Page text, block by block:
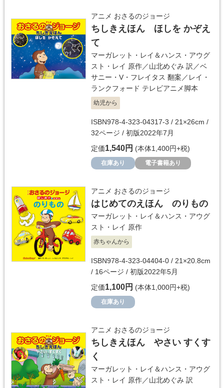
アニメ おさるのジョージ
ちしきえほん ほしを かぞえ
て
マーガレット・レイ＆ハンス・アウグ
スト・レイ 原作／山北めぐみ 訳／ベ
サニー・V・フレイタス 翻案／ レイ・
ランクフォード テレビアニメ脚本
幼児から
ISBN978-4-323-04317-3 / 21×26cm /
32ページ / 初版2022年7月
定価1,540円 (本体1,400円+税)
在庫あり 電子書籍あり
アニメ おさるのジョージ
はじめてのえほん のりもの
マーガレット・レイ＆ハンス・アウグ
スト・レイ 原作
赤ちゃんから
ISBN978-4-323-04404-0 / 21×20.8cm
/ 16ページ / 初版2022年5月
定価1,100円 (本体1,000円+税)
在庫あり
アニメ おさるのジョージ
ちしきえほん やさい すくす
く
マーガレット・レイ＆ハンス・アウグ
スト・レイ 原作／山北めぐみ 訳